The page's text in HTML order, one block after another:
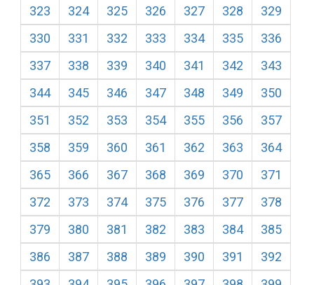
323
324 325 326 327 328
329
330
331 332 333 334 335
336
337
338 339 340 341 342
343
344
345 346 347 348 349
350
351
352 353 354 355 356
357
358
359 360 361 362 363
364
365
366 367 368 369 370
371
372
373 374 375 376 377
378
379
380 381 382 383 384
385
386
387 388 389 390 391
392